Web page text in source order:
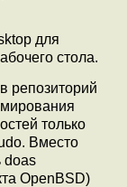
для
стола.
репозиторий
только
Вместо
doas
OpenBSD)